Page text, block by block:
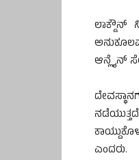
ಲಾಕ್ಡೌನ್
ಆನ್ಲೈನ್
ಎಂದರು.